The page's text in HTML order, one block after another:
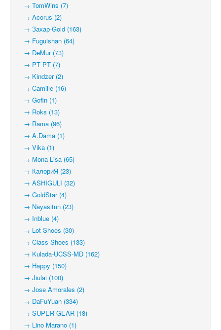
→ TomWins (7)
→ Acorus (2)
→ Захар-Gold (163)
→ Fuguishan (64)
→ DeMur (73)
→ PT PT (7)
→ Kindzer (2)
→ Camille (16)
→ Gofin (1)
→ Roks (13)
→ Rama (96)
→ A.Dama (1)
→ Vika (1)
→ Mona Lisa (65)
→ КалориЯ (23)
→ ASHIGULI (32)
→ GoldStar (4)
→ Nayasitun (23)
→ Inblue (4)
→ Lot Shoes (30)
→ Class-Shoes (133)
→ Kulada-UCSS-MD (162)
→ Happy (150)
→ Jiulai (100)
→ Jose Amorales (2)
→ DaFuYuan (334)
→ SUPER-GEAR (18)
→ Lino Marano (1)